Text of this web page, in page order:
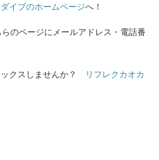
イブのホームページへ！
のページにメールアドレス・電話番
クスしませんか？
リフレクカオカ